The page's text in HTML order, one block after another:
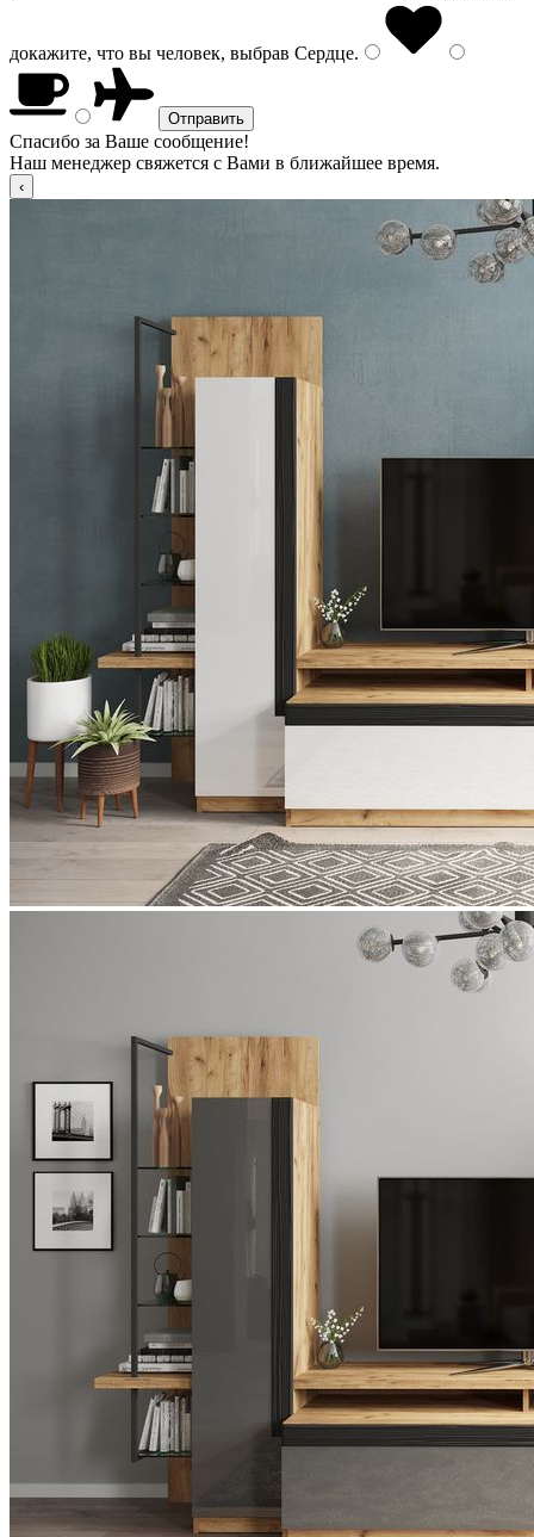
докажите, что вы человек, выбрав Сердце.
Спасибо за Ваше сообщение!
Наш менеджер свяжется с Вами в ближайшее время.